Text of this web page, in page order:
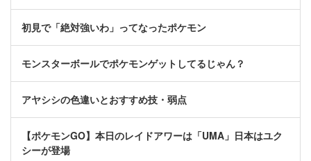
初見で「絶対強いわ」ってなったポケモン
モンスターボールでポケモンゲットしてるじゃん？
アヤシシの色違いとおすすめ技・弱点
【ポケモンGO】本日のレイドアワーは「UMA」日本はユク
シーが登場